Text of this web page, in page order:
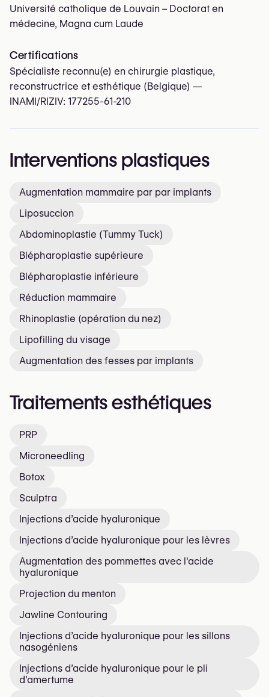
Université catholique de Louvain – Doctorat en
médecine, Magna cum Laude
Certifications
Spécialiste reconnu(e) en chirurgie plastique,
reconstructrice et esthétique (Belgique) —
INAMI/RIZIV: 177255-61-210
Interventions plastiques
Augmentation mammaire par par implants
Liposuccion
Abdominoplastie (Tummy Tuck)
Blépharoplastie supérieure
Blépharoplastie inférieure
Réduction mammaire
Rhinoplastie (opération du nez)
Lipofilling du visage
Augmentation des fesses par implants
Traitements esthétiques
PRP
Microneedling
Botox
Sculptra
Injections d’acide hyaluronique
Injections d’acide hyaluronique pour les lèvres
Augmentation des pommettes avec l'acide
hyaluronique
Projection du menton
Jawline Contouring
Injections d’acide hyaluronique pour les sillons
nasogéniens
Injections d’acide hyaluronique pour le pli
d’amertume